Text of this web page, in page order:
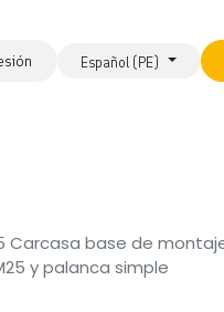
Español (PE)
Carcasa base de
y palanca simple